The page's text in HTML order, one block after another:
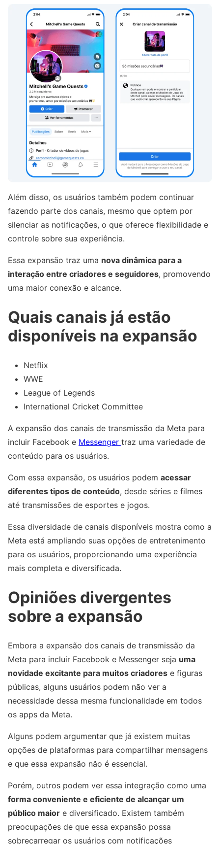
Além disso, os usuários também podem continuar
fazendo parte dos canais, mesmo que optem por
silenciar as notificações, o que oferece flexibilidade e
controle sobre sua experiência.
Essa expansão traz uma nova dinâmica para a
interação entre criadores e seguidores, promovendo
uma maior conexão e alcance.
Quais canais já estão
disponíveis na expansão
Netflix
WWE
League of Legends
International Cricket Committee
A expansão dos canais de transmissão da Meta para
incluir Facebook e Messenger traz uma variedade de
conteúdo para os usuários.
Com essa expansão, os usuários podem acessar
diferentes tipos de conteúdo, desde séries e filmes
até transmissões de esportes e jogos.
Essa diversidade de canais disponíveis mostra como a
Meta está ampliando suas opções de entretenimento
para os usuários, proporcionando uma experiência
mais completa e diversificada.
Opiniões divergentes
sobre a expansão
Embora a expansão dos canais de transmissão da
Meta para incluir Facebook e Messenger seja uma
novidade excitante para muitos criadores e figuras
públicas, alguns usuários podem não ver a
necessidade dessa mesma funcionalidade em todos
os apps da Meta.
Alguns podem argumentar que já existem muitas
opções de plataformas para compartilhar mensagens
e que essa expansão não é essencial.
Porém, outros podem ver essa integração como uma
forma conveniente e eficiente de alcançar um
público maior e diversificado. Existem também
preocupações de que essa expansão possa
sobrecarregar os usuários com notificações